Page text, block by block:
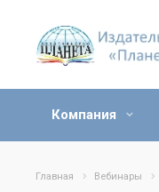
Компания
Главная Вебинары